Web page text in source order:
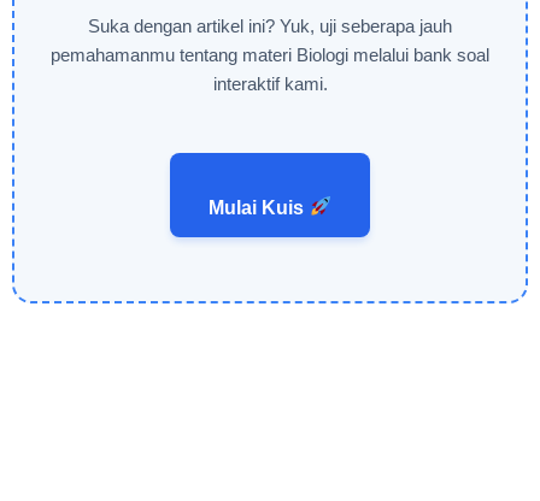
Suka dengan artikel ini? Yuk, uji seberapa jauh
pemahamanmu tentang materi Biologi melalui bank soal
interaktif kami.
Mulai Kuis